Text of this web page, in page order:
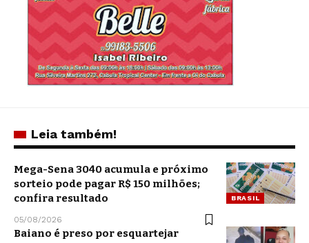
Leia também!
BRASIL
Mega-Sena 3040 acumula e próximo
sorteio pode pagar R$ 150 milhões;
confira resultado
05/08/2026
Baiano é preso por esquartejar